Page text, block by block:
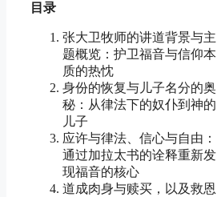
目 录
张大卫牧师的讲道背景与主
题概览：护卫福音与信仰本
质的热忱
身份的恢复与儿子名分的奥
秘：从律法下的奴仆到神的
儿子
应许与律法、信心与自由：
通过加拉太书的诠释重新发
现福音的核心
道成肉身与赎买，以及救恩